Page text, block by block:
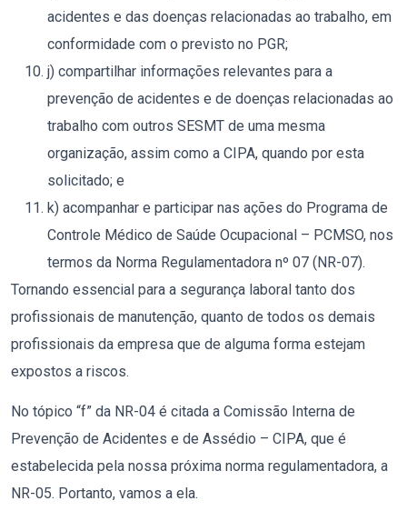
acidentes e das doenças relacionadas ao trabalho, em
conformidade com o previsto no PGR;
j) compartilhar informações relevantes para a
prevenção de acidentes e de doenças relacionadas ao
trabalho com outros SESMT de uma mesma
organização, assim como a CIPA, quando por esta
solicitado; e
k) acompanhar e participar nas ações do Programa de
Controle Médico de Saúde Ocupacional – PCMSO, nos
termos da Norma Regulamentadora nº 07 (NR-07).
Tornando essencial para a segurança laboral tanto dos
profissionais de manutenção, quanto de todos os demais
profissionais da empresa que de alguma forma estejam
expostos a riscos.
No tópico “f” da NR-04 é citada a Comissão Interna de
Prevenção de Acidentes e de Assédio – CIPA, que é
estabelecida pela nossa próxima norma regulamentadora, a
NR-05. Portanto, vamos a ela.